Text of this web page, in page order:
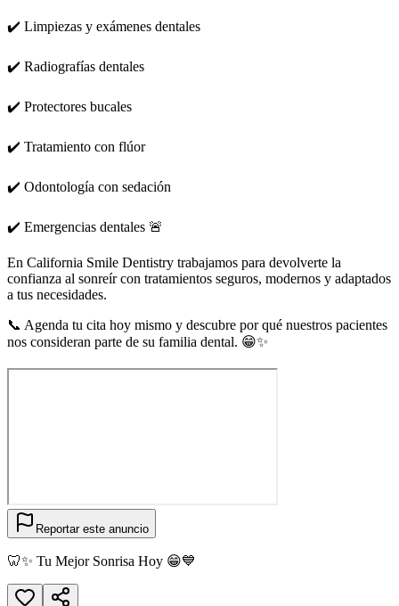
✔️ Limpiezas y exámenes dentales
✔️ Radiografías dentales
✔️ Protectores bucales
✔️ Tratamiento con flúor
✔️ Odontología con sedación
✔️ Emergencias dentales 🚨
En California Smile Dentistry trabajamos para devolverte la
confianza al sonreír con tratamientos seguros, modernos y adaptados
a tus necesidades.
📞 Agenda tu cita hoy mismo y descubre por qué nuestros pacientes
nos consideran parte de su familia dental. 😁✨
Reportar este anuncio
🦷✨ Tu Mejor Sonrisa Hoy 😁💙